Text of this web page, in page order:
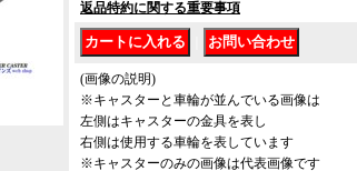
返品特約に関する重要事項
(画像の説明)
※キャスターと車輪が並んでいる画像は
左側はキャスターの金具を表し
右側は使用する車輪を表しています
※キャスターのみの画像は代表画像です